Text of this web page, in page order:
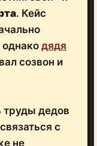
. Кейс
созвон и
дедов
с
не